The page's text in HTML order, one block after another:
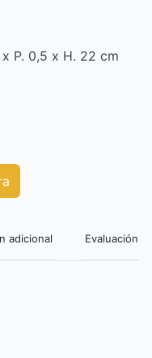
P. 0,5 x H. 22 cm
adicional Evaluación